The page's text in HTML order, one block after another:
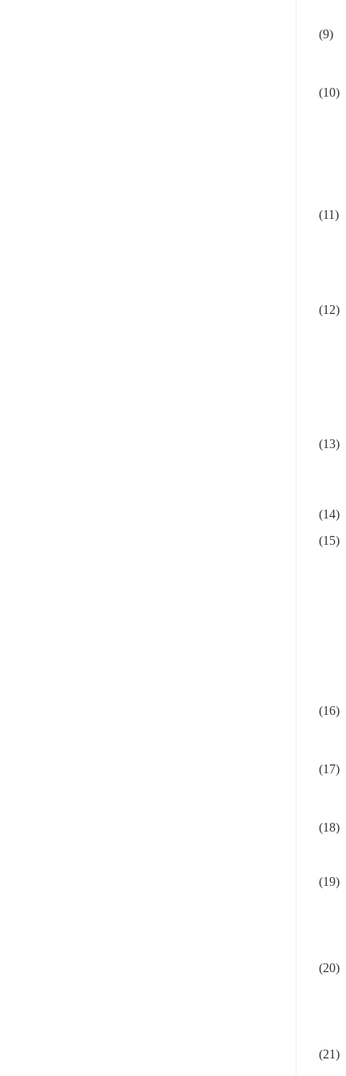
(9)
(10)
(11)
(12)
(13)
(14)
(15)
(16)
(17)
(18)
(19)
(20)
(21)